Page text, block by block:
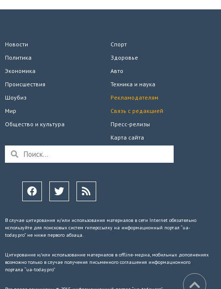
Новости
Политика
Экономика
Происшествия
Спорт
Здоровье
Авто
Техника и наука
Шоубиз
Мир
Общество и культура
Рекламодателям
Связь с редакцией
Пресс-релизы
Карта сайта
В случае цитирования и/или использования материалов в сети Internet обязательно
используйте для поисковых систем гиперссылку на информационный портал “ua-
today.pro” не ниже первого абзаца.
Цитирование и/или использование материалов в offline-медиа, мобильных дополнениях
возможно только в случае получения письменного соглашения информационного
портала “ua-today.pro”